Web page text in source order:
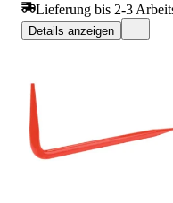
Lieferung bis 2-3
Details anzeigen